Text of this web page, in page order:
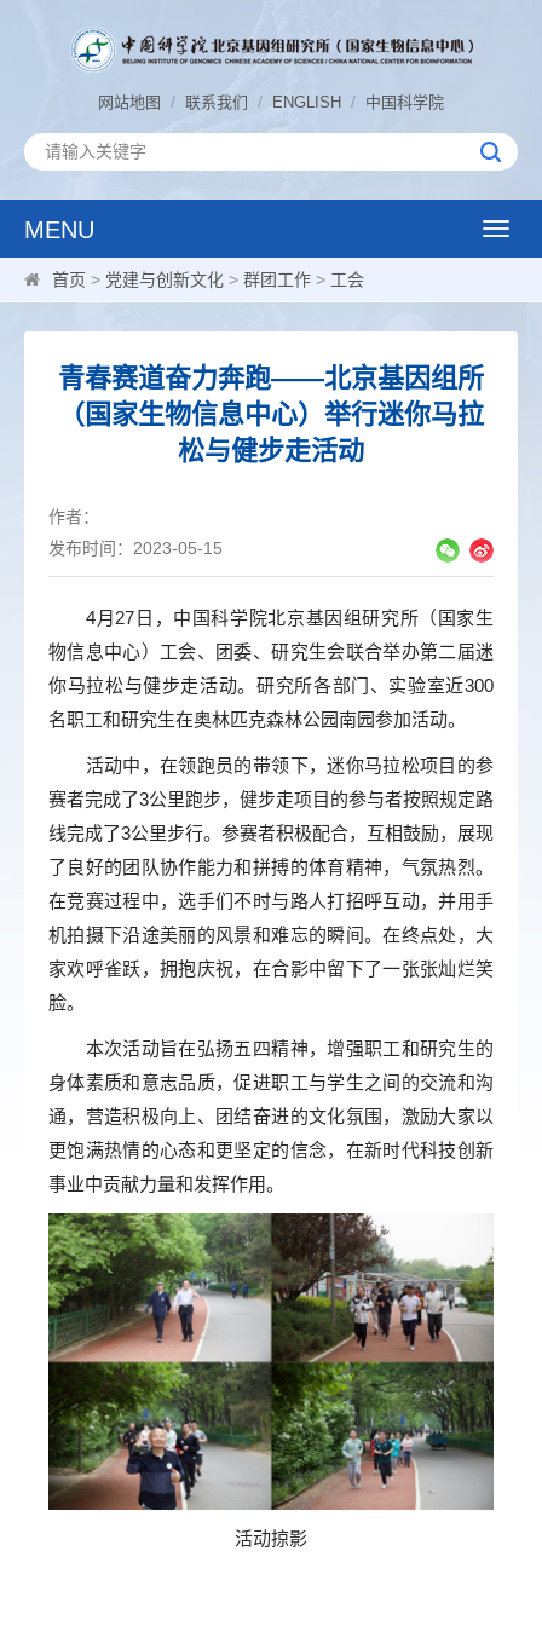
网站地图 / 联系我们 / ENGLISH / 中国科学院
MENU
Toggle
首页 > 党建与创新文化 > 群团工作 > 工会
青春赛道奋力奔跑——北京基因组所
（国家生物信息中心）举行迷你马拉
松与健步走活动
作者：
发布时间：2023-05-15
4月27日，中国科学院北京基因组研究所（国家生
物信息中心）工会、团委、研究生会联合举办第二届迷
你马拉松与健步走活动。研究所各部门、实验室近300
名职工和研究生在奥林匹克森林公园南园参加活动。
活动中，在领跑员的带领下，迷你马拉松项目的参
赛者完成了3公里跑步，健步走项目的参与者按照规定路
线完成了3公里步行。参赛者积极配合，互相鼓励，展现
了良好的团队协作能力和拼搏的体育精神，气氛热烈。
在竞赛过程中，选手们不时与路人打招呼互动，并用手
机拍摄下沿途美丽的风景和难忘的瞬间。在终点处，大
家欢呼雀跃，拥抱庆祝，在合影中留下了一张张灿烂笑
脸。
本次活动旨在弘扬五四精神，增强职工和研究生的
身体素质和意志品质，促进职工与学生之间的交流和沟
通，营造积极向上、团结奋进的文化氛围，激励大家以
更饱满热情的心态和更坚定的信念，在新时代科技创新
事业中贡献力量和发挥作用。
活动掠影